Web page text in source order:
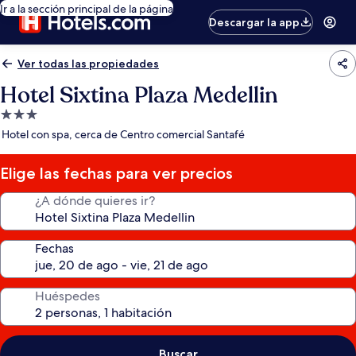
Ir a la sección principal de la página
Descargar la app
Ver todas las propiedades
Hotel Sixtina Plaza Medellin
Propiedad
de
estrellas
Hotel con spa, cerca de Centro comercial Santafé
Elige las fechas para ver precios
¿A dónde quieres ir?
Fechas
Huéspedes